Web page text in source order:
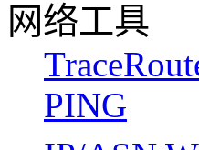
网络工具
PING